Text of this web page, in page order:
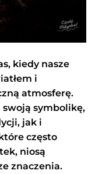
kiedy nasze
i
atmosferę.
swoją symbolikę,
jak i
często
niosą
znaczenia.